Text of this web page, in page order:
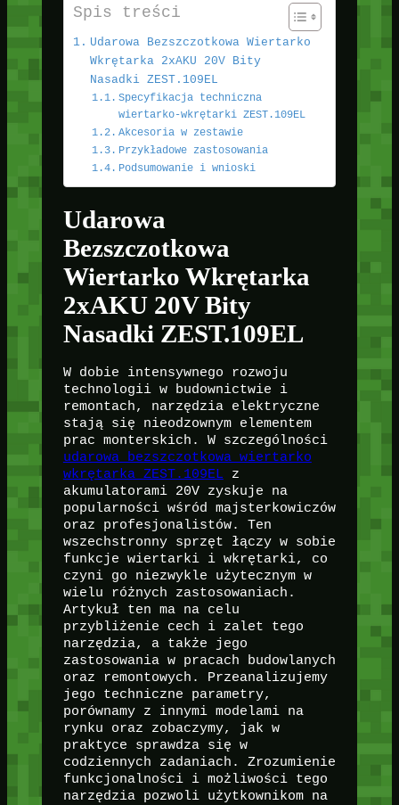
Spis treści
Udarowa Bezszczotkowa Wiertarko
Wkrętarka 2xAKU 20V Bity
Nasadki ZEST.109EL
Specyfikacja techniczna
wiertarko-wkrętarki ZEST.109EL
Akcesoria w zestawie
Przykładowe zastosowania
Podsumowanie i wnioski
Udarowa
Bezszczotkowa
Wiertarko Wkrętarka
2xAKU 20V Bity
Nasadki ZEST.109EL
W dobie intensywnego rozwoju
technologii w budownictwie i
remontach, narzędzia elektryczne
stają się nieodzownym elementem
prac monterskich. W szczególności
udarowa bezszczotkowa wiertarko
wkrętarka ZEST.109EL z
akumulatorami 20V zyskuje na
popularności wśród majsterkowiczów
oraz profesjonalistów. Ten
wszechstronny sprzęt łączy w sobie
funkcje wiertarki i wkrętarki, co
czyni go niezwykle użytecznym w
wielu różnych zastosowaniach.
Artykuł ten ma na celu
przybliżenie cech i zalet tego
narzędzia, a także jego
zastosowania w pracach budowlanych
oraz remontowych. Przeanalizujemy
jego techniczne parametry,
porównamy z innymi modelami na
rynku oraz zobaczymy, jak w
praktyce sprawdza się w
codziennych zadaniach. Zrozumienie
funkcjonalności i możliwości tego
narzędzia pozwoli użytkownikom na